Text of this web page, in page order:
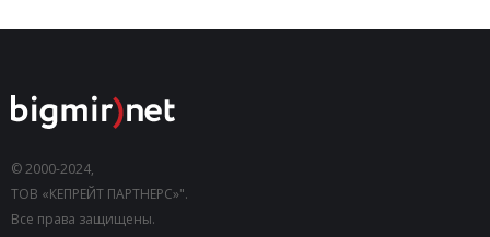
© 2000-2024,
ТОВ «КЕПРЕЙТ ПАРТНЕРС»".
Все права защищены.